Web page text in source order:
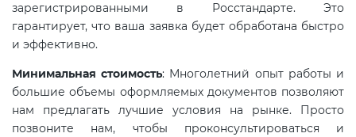
зарегистрированными в Росстандарте. Это
гарантирует, что ваша заявка будет обработана быстро
и эффективно.
Минимальная стоимость: Многолетний опыт работы и
большие объемы оформляемых документов позволяют
нам предлагать лучшие условия на рынке. Просто
позвоните нам, чтобы проконсультироваться и
Сертификация промышленного
оборудования (ТР ТС 010)
Сертификация средств
индивидуальной защиты (ТР ТС
019)